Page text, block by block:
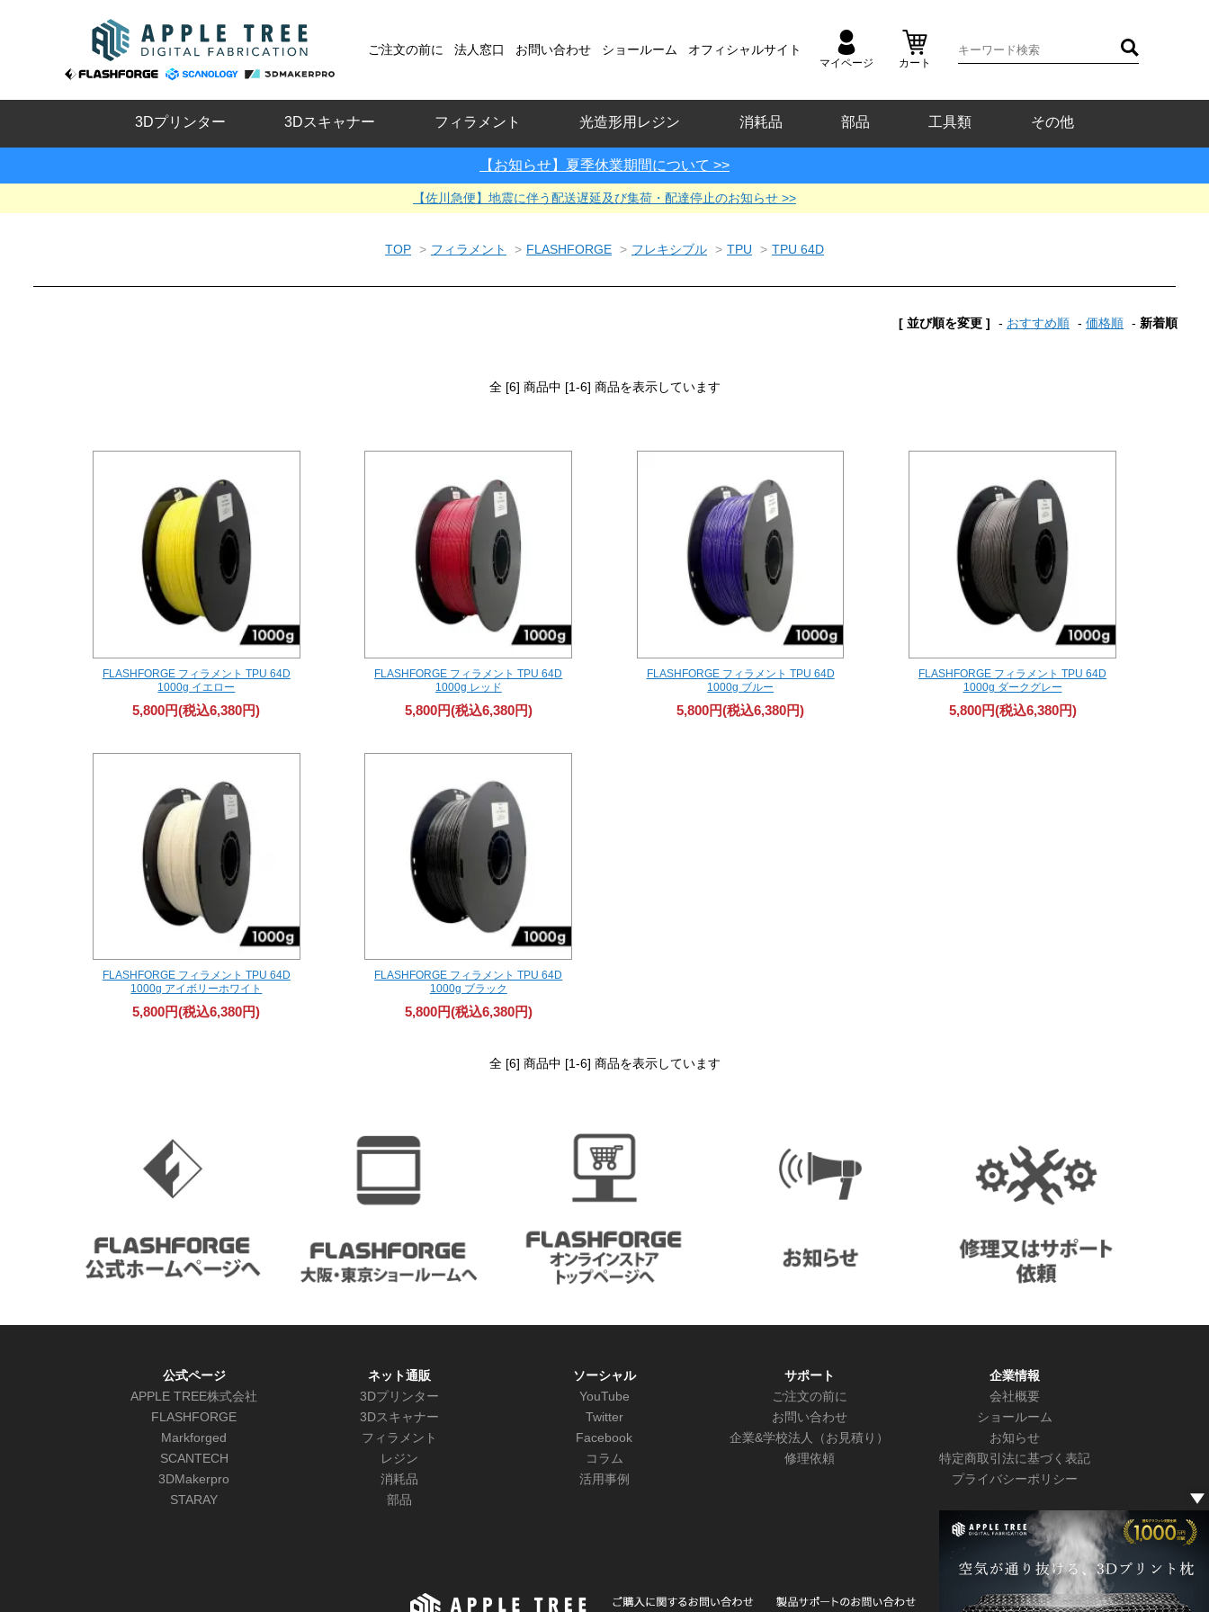
ご注文の前に 法人窓口 お問い合わせ ショールーム オフィシャルサイト
マイページ カート
3Dプリンター 3Dスキャナー フィラメント 光造形用レジン 消耗品 部品 工具類 その他
【お知らせ】夏季休業期間について >>
【佐川急便】地震に伴う配送遅延及び集荷・配達停止のお知らせ >>
TOP > フィラメント > FLASHFORGE > フレキシブル > TPU > TPU 64D
[ 並び順を変更 ] - おすすめ順 - 価格順 - 新着順
全 [6] 商品中 [1-6] 商品を表示しています
FLASHFORGE フィラメント TPU 64D
1000g イエロー
5,800円(税込6,380円)
FLASHFORGE フィラメント TPU 64D
1000g レッド
5,800円(税込6,380円)
FLASHFORGE フィラメント TPU 64D
1000g ブルー
5,800円(税込6,380円)
FLASHFORGE フィラメント TPU 64D
1000g ダークグレー
5,800円(税込6,380円)
FLASHFORGE フィラメント TPU 64D
1000g アイボリーホワイト
5,800円(税込6,380円)
FLASHFORGE フィラメント TPU 64D
1000g ブラック
5,800円(税込6,380円)
全 [6] 商品中 [1-6] 商品を表示しています
公式ページ
APPLE TREE株式会社
FLASHFORGE
Markforged
SCANTECH
3DMakerpro
STARAY
ネット通販
3Dプリンター
3Dスキャナー
フィラメント
レジン
消耗品
部品
ソーシャル
YouTube
Twitter
Facebook
コラム
活用事例
サポート
ご注文の前に
お問い合わせ
企業&学校法人（お見積り）
修理依頼
企業情報
会社概要
ショールーム
お知らせ
特定商取引法に基づく表記
プライバシーポリシー